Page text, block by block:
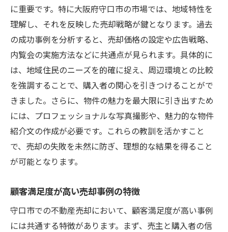
に重要です。特に大阪府守口市の市場では、地域特性を
理解し、それを反映した売却戦略が鍵となります。過去
の成功事例を分析すると、売却価格の設定や広告戦略、
内覧会の実施方法などに共通点が見られます。具体的に
は、地域住民のニーズを的確に捉え、周辺環境との比較
を強調することで、購入者の関心を引きつけることがで
きました。さらに、物件の魅力を最大限に引き出すため
には、プロフェッショナルな写真撮影や、魅力的な物件
紹介文の作成が必要です。これらの教訓を活かすこと
で、売却の失敗を未然に防ぎ、理想的な結果を得ること
が可能となります。
顧客満足度が高い売却事例の特徴
守口市での不動産売却において、顧客満足度が高い事例
には共通する特徴があります。まず、売主と購入者の信